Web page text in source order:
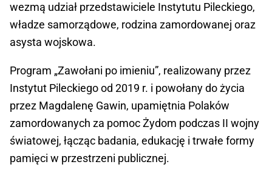
wezmą udział przedstawiciele Instytutu Pileckiego,
władze samorządowe, rodzina zamordowanej oraz
asysta wojskowa.
Program „Zawołani po imieniu”, realizowany przez
Instytut Pileckiego od 2019 r. i powołany do życia
przez Magdalenę Gawin, upamiętnia Polaków
zamordowanych za pomoc Żydom podczas II wojny
światowej, łącząc badania, edukację i trwałe formy
pamięci w przestrzeni publicznej.